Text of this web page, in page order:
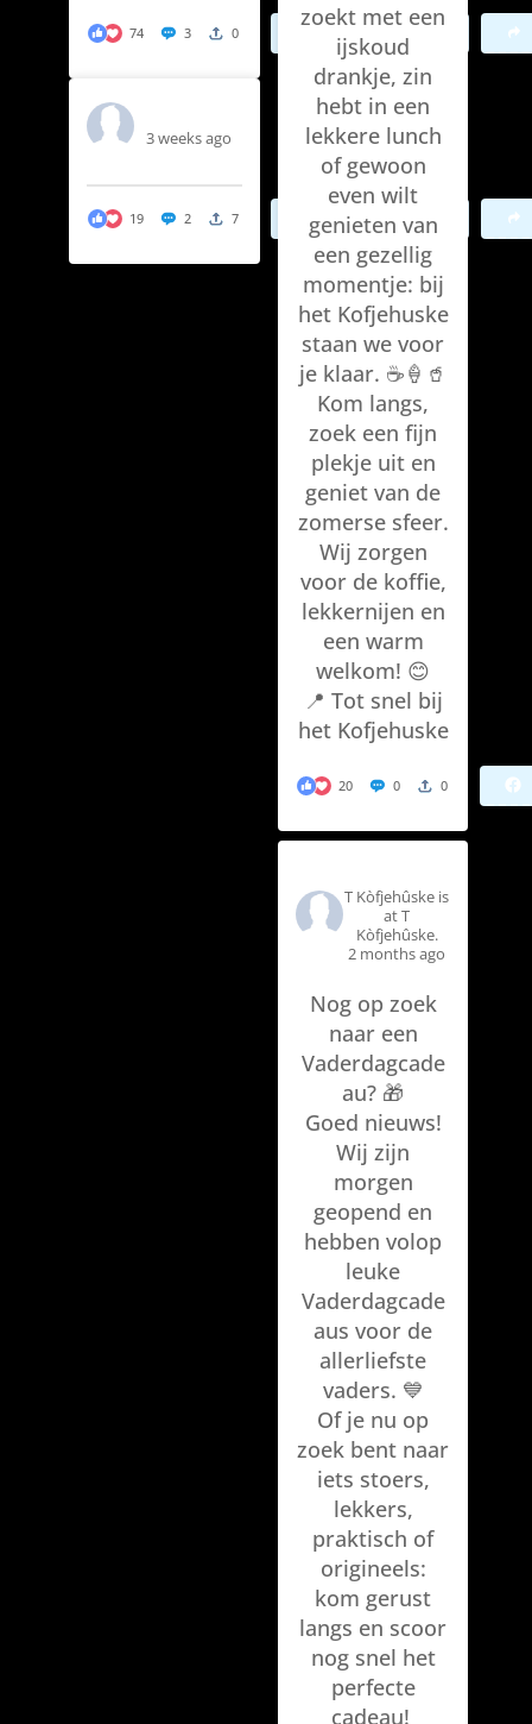
74 3 0
3 weeks ago
19 2 7 Bekijk op Facebook
zoekt met een
ijskoud
drankje, zin
hebt in een
lekkere lunch
of gewoon
even wilt
genieten van
een gezellig
momentje: bij
het Kofjehuske
staan we voor
je klaar. ☕🍦🥤
Kom langs,
zoek een fijn
plekje uit en
geniet van de
zomerse sfeer.
Wij zorgen
voor de koffie,
lekkernijen en
een warm
welkom! 😊
📍 Tot snel bij
het Kofjehuske
20 0 0
T Kòfjehûske is
at T
Kòfjehûske.
2 months ago
Nog op zoek
naar een
Vaderdagcade
au? 🎁
Goed nieuws!
Wij zijn
morgen
geopend en
hebben volop
leuke
Vaderdagcade
aus voor de
allerliefste
vaders. 💙
Of je nu op
zoek bent naar
iets stoers,
lekkers,
praktisch of
origineels:
kom gerust
langs en scoor
nog snel het
perfecte
cadeau!